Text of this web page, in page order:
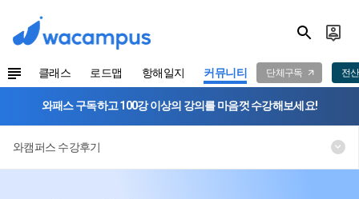
클래스 로드맵 항해일지 커뮤니티 단체구독 전
와패스 구독하고 100강 이상의 강의를 마음껏 수강해보세요!
와캠퍼스 수강후기